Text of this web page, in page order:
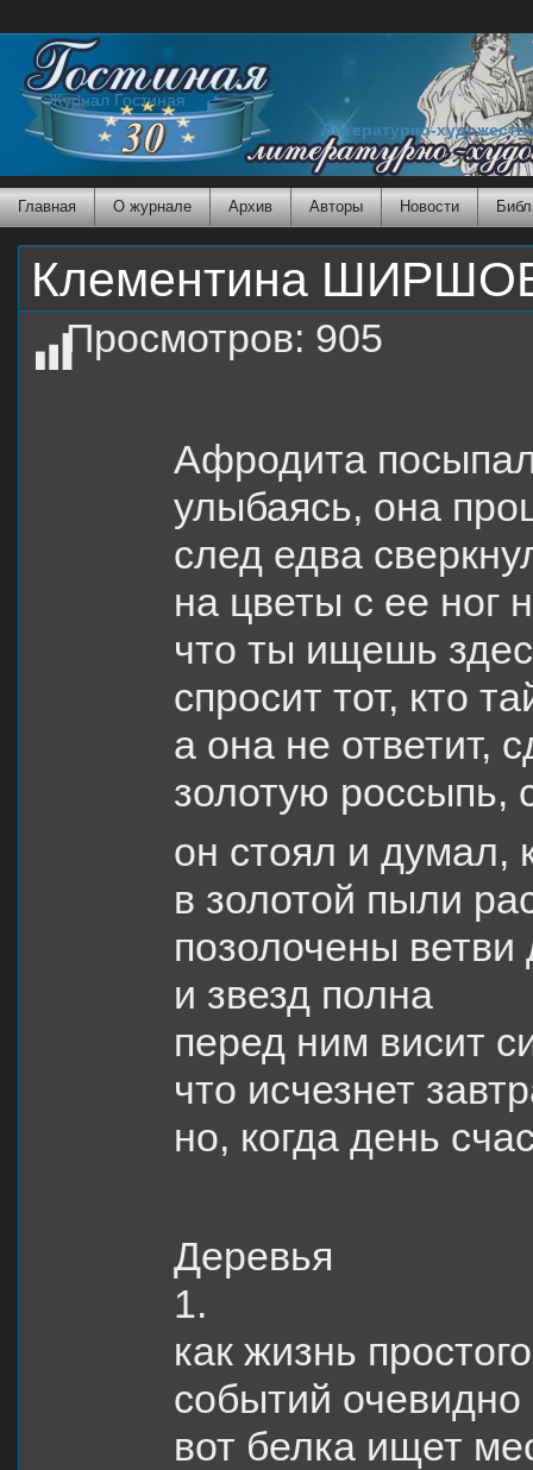
Журнал Гостиная
Литературно-
Главная О журнале Архив Авторы Новости
Клементина
Просмотров: 905
Афродита
улыбаясь, она
след едва
на цветы с ее ног
что ты ищешь
спросит тот, кто
а она не ответит,
золотую россыпь,
он стоял и думал,
в золотой пыли
позолочены ветви
и звезд полна
перед ним висит
что исчезнет
но, когда день
Деревья
1.
как жизнь
событий
вот белка ищет